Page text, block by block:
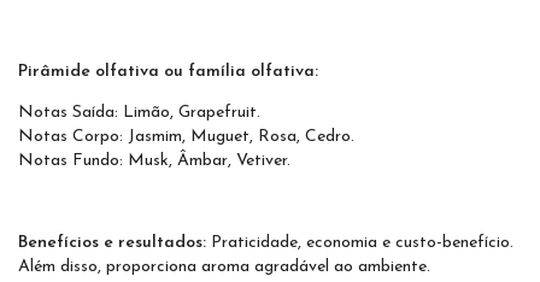
Pirâmide olfativa ou família olfativa:
Notas Saída: Limão, Grapefruit.
Notas Corpo: Jasmim, Muguet, Rosa, Cedro.
Notas Fundo: Musk, Âmbar, Vetiver.
Benefícios e resultados: Praticidade, economia e custo-benefício.
Além disso, proporciona aroma agradável ao ambiente.